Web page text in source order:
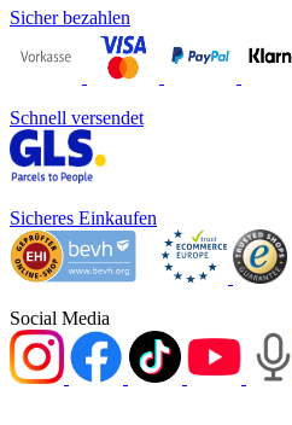
Sicher bezahlen
Schnell versendet
Sicheres Einkaufen
Social Media